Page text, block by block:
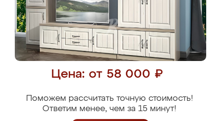
Цена: от 58 000 ₽
Поможем рассчитать точную стоимость!
Ответим менее, чем за 15 минут!